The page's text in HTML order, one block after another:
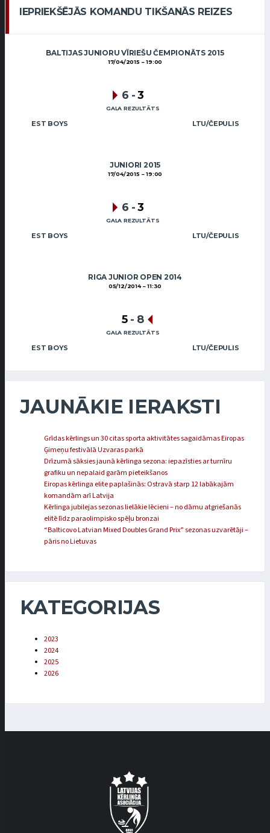
IEPRIEKŠĒJĀS KOMANDU TIKŠANĀS REIZES
BALTIJAS JUNIORU VĪRIEŠU ČEMPIONĀTS 2015
17/04/2015 19:00
EST BOYS LTU/ČEPULIS
6 -3
GALA REZULTĀTS
JUNIORI 2015
17/04/2015 19:00
EST BOYS LTU/ČEPULIS
6 -3
GALA REZULTĀTS
RIGA JUNIOR OPEN 2014
05/12/2014 11:30
EST BOYS LTU/ČEPULIS
5 - 8
GALA REZULTĀTS
JAUNĀKIE IERAKSTI
Grīdas kērlings un 30 citas sporta aktivitātes sagaidāmas Eiropas
Ģimeņu festivālā Uzvaras parkā
Drīzumā sāksies jaunā kērlinga sezona: iepazīsties ar turnīru
grafiku un nepalaid garām pieteikšanos
Eiropas kērlinga elite paplašinās: Ostravā starp 12 labākajām
komandām arī Latvija
Kērlinga jubilejas sezonas lielākie lēcieni – no dāmu atgriešanās
elitē līdz paraolimpisko spēļu bronzai
“Balticovo Latvian Mixed Doubles Grand Prix” sezonas uzvarētāji –
pāris no Lietuvas
KATEGORIJAS
2023
2024
2025
2026